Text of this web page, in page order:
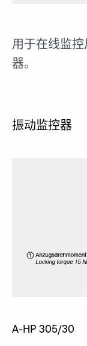
用于在线监
器。
振动监控器
A-HP 305/30